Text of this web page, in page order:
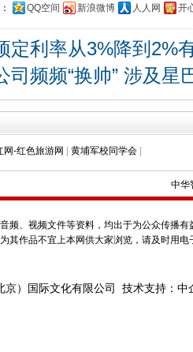
QQ空间 新浪微博 人人网 开
定利率从3%降到2%
司频频“换帅” 涉及星
网-红色旅游网 黄埔军校同学会
中华
频、视频文件等资料，均出于为公众传播
其作品不宜上本网供大家浏览，请及时用
京）国际文化有限公司 技术支持：